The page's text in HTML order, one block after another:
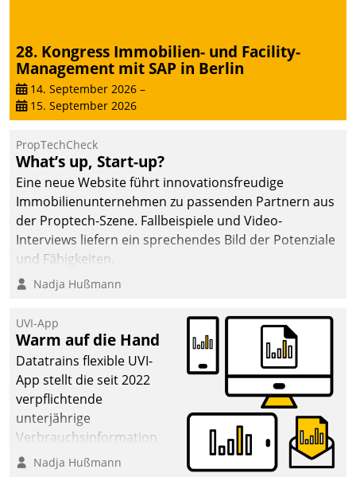
28. Kongress Immobilien- und Facility-
Management mit SAP in Berlin
14. September 2026 –
15. September 2026
PropTechCheck
What’s up, Start-up?
Eine neue Website führt innovationsfreudige
Immobilienunternehmen zu passenden Partnern aus
der Proptech-Szene. Fallbeispiele und Video-
Interviews liefern ein sprechendes Bild der Potenziale
und Fähigkeiten.
Nadja Hußmann
UVI-App
Warm auf die Hand
Datatrains flexible UVI-
App stellt die seit 2022
verpflichtende
unterjährige
Verbrauchsinformation
schnell, zuverlässig und
Nadja Hußmann